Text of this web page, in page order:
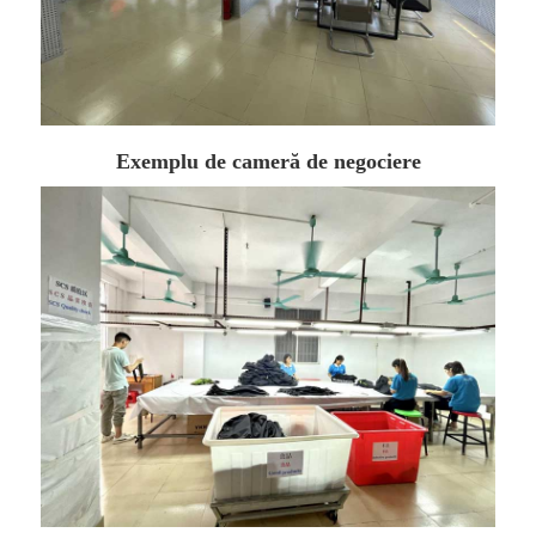
Exemplu de cameră de negociere